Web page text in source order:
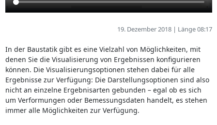
19. Dezember 2018 | Länge 08:17
In der Baustatik gibt es eine Vielzahl von Möglichkeiten, mit
denen Sie die Visualisierung von Ergebnissen konfigurieren
können. Die Visualisierungsoptionen stehen dabei für alle
Ergebnisse zur Verfügung: Die Darstellungsoptionen sind also
nicht an einzelne Ergebnisarten gebunden – egal ob es sich
um Verformungen oder Bemessungsdaten handelt, es stehen
immer alle Möglichkeiten zur Verfügung.